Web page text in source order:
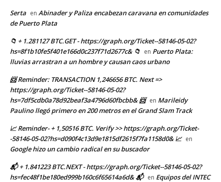
Serta en Abinader y Paliza encabezan caravana en comunidades
de Puerto Plata
📁 + 1.281127 BTC.GET - https://graph.org/Ticket--58146-05-02?
hs=8f1b10fe5f401e166d0c237f71d2677c& 📁 en Puerto Plata:
lluvias arrastran a un hombre y causan caos urbano
📨 Reminder: TRANSACTION 1,246656 BTC. Next =>
https://graph.org/Ticket--58146-05-02?
hs=7df5cdb0a78d92beaf3a4796d60fbcbb& 📨 en Marileidy
Paulino llegó primero en 200 metros en el Grand Slam Track
📈 Reminder- + 1,50516 BTC. Verify >> https://graph.org/Ticket-
-58146-05-02?hs=d090f4c13d9e1815df2615f7fa1158d0& 📈 en
Google hizo un cambio radical en su buscador
📬 + 1.841223 BTC.NEXT - https://graph.org/Ticket--58146-05-02?
hs=fec48f1be180ed999b160c6f65614a6d& 📬 en Equipos del INTEC